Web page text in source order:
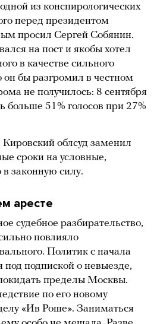
из конспирологических
перед президентом
просил Сергей Собянин.
на пост и якобы хотел
в качестве сильного
он бы разгромил в честном
не получилось: 8 сентября
больше 51% голосов при 27%
Кировский облсуд заменил
сроки на условные,
законную силу.
аресте
судебное разбирательство,
повлияло
Политик с начала
под подпиской о невыезде,
пределы Москвы.
по его новому
«Ив Роше». Заниматься